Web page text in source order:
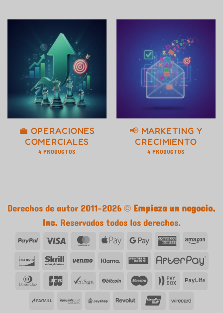
💼 OPERACIONES
COMERCIALES
4 PRODUCTOS
📢 MARKETING Y
CRECIMIENTO
4 PRODUCTOS
Derechos de autor 2011-2026 ©Empieza un negocio,
Inc. Reservados todos los derechos.
PayPalVisa
tarjeta
MasterCard
Apple
Pay
Google
Pay
tarjeta
American
Express
DescubrirSkrill VenmoKlarnaWestern
Union
Club
JCB VeriSign Bitcoin Maestro Caja
Vida
PayMillPaySafePayShopRevolut UnionPayTarjeta